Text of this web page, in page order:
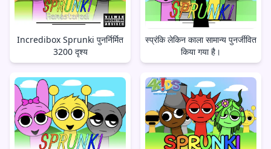
Incredibox Sprunki पुनर्निर्मित
3200 दृश्य
स्प्रंकि लेकिन काला सामान्य पुनर्जीवित
किया गया है।